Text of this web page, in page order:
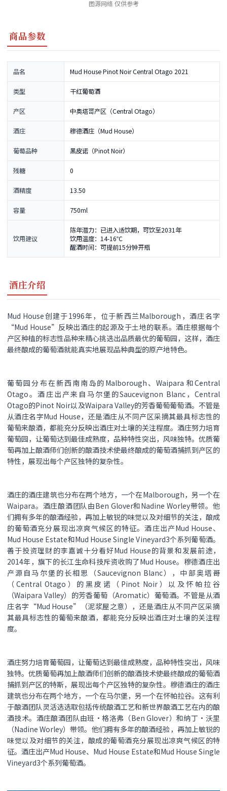
图源网络 仅供参考
商品参数
品名 Mud House Pinot Noir Central Otago 2021
类型 干红葡萄酒
产区 中奥塔哥产区（Central Otago）
酒庄 穆德酒庄（Mud House）
葡萄品种 黑皮诺（Pinot Noir）
残糖 0
酒精度 13.50
容量 750ml
饮用建议
陈年潜力：已进入适饮期，可饮至2031年
饮用温度：14-16℃
醒酒时间：可提前15分钟开瓶
酒庄介绍
Mud House创建于1996年，位于新西兰Malborough，酒庄名字
“Mud House”反映出酒庄的起源及于土地的联系。酒庄根据每个
产区种植的标志性品种来精心挑选出品质最优的葡萄园，这样，酒庄
最终酿成的葡萄酒就能真实地展现品种典型的原产地特色。
葡萄园分布在新西南南岛的Malborough、Waipara 和Central
Otago。酒庄出产来自马尔堡的Saucevignon Blanc，Central
Otago的Pinot Noir以及Waipara Valley的芳香葡萄葡萄酒。不管是
从酒庄名字Mud House，还是酒庄从不同产区采摘其最具标志性的
葡萄来酿酒，都能充分反映出酒庄对土壤的关注程度。酒庄努力培育
葡萄园，让葡萄达到最佳成熟度，品种特性突出，风味独特。优质葡
萄再加上酿酒师们创新的酿酒技术使最终酿成的葡萄酒捕抓到产区的
特性，展现出每个产区独特的复杂性。
酒庄的酒庄建筑也分布在两个地方，一个在Malborough，另一个在
Waipara。酒庄酿酒团队由Ben Glover和Nadine Worley带领。他
们拥有多年的酿酒经验，再加上敏锐的味觉以及对细节的关注，酿成
的葡萄酒充分展现出凉爽气候区的特征。酒庄出产Mud House、
Mud House Estate和Mud House Single Vineyard3个系列葡萄酒。
善于投资理财的李嘉诚十分看好Mud House的背景和发展前途，
2014年，旗下的长江生命科技斥资收购了Mud House。穆德酒庄出
产源自马尔堡的长相思（Saucevignon Blanc），中部奥塔哥
（Central Otago）的黑皮诺（Pinot Noir）以及怀帕拉谷
（Waipara Valley）的芳香葡萄（Aromatic）葡萄酒。不管是从酒
庄名字“Mud House”（泥浆屋之意），还是酒庄从不同产区采摘
其最具标志性的葡萄来酿酒，都能充分反映出酒庄对土壤的关注程
度。
酒庄努力培育葡萄园，让葡萄达到最佳成熟度，品种特性突出，风味
独特。优质葡萄再加上酿酒师们创新的酿酒技术使最终酿成的葡萄酒
捕抓到产区的特斯，展现出每个产区独特的复杂性。穆德酒庄的酒庄
建筑也分布在两个地方，一个在马尔堡，另一个在怀帕拉谷。这有利
于酿酒团队灵活选选取包括传统酿酒工艺和新世界酿酒工艺在内的酿
酒技术。酒庄酿酒团队由班·格洛弗（Ben Glover）和纳丁·沃里
（Nadine Worley）带领。他们拥有多年的酿酒经验，再加上敏锐的
味觉以及对细节的关注，酿成的葡萄酒充分展现出凉爽气候区的特
征。酒庄出产Mud House、Mud House Estate和Mud House Single
Vineyard3个系列葡萄酒。